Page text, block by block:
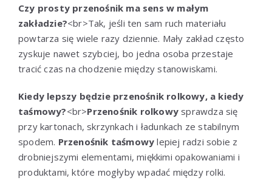
Czy prosty przenośnik ma sens w małym
zakładzie?<br>Tak, jeśli ten sam ruch materiału
powtarza się wiele razy dziennie. Mały zakład często
zyskuje nawet szybciej, bo jedna osoba przestaje
tracić czas na chodzenie między stanowiskami.
Kiedy lepszy będzie przenośnik rolkowy, a kiedy
taśmowy?<br>Przenośnik rolkowy sprawdza się
przy kartonach, skrzynkach i ładunkach ze stabilnym
spodem. Przenośnik taśmowy lepiej radzi sobie z
drobniejszymi elementami, miękkimi opakowaniami i
produktami, które mogłyby wpadać między rolki.